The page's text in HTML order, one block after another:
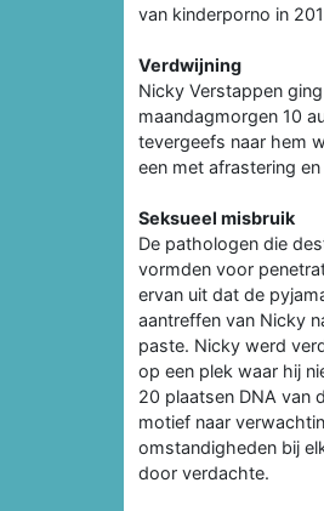
van kinderporno in
Verdwijning
Nicky Verstappen
maandagmorgen 10
tevergeefs naar hem
een met afrastering
Seksueel misbruik
De pathologen die
vormden voor
ervan uit dat de
aantreffen van Nicky
paste. Nicky werd
op een plek waar hij
20 plaatsen DNA van
motief naar
omstandigheden bij
door verdachte.